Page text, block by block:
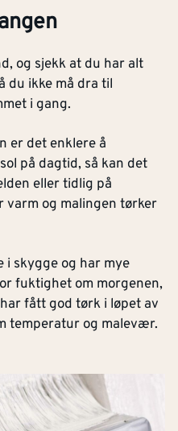
og sjekk at du har alt
du ikke må dra til
i gang.
er det enklere å
på dagtid, så kan det
eller tidlig på
varm og malingen tørker
i skygge og har mye
fuktighet om morgenen,
fått god tørk i løpet av
temperatur og malevær.